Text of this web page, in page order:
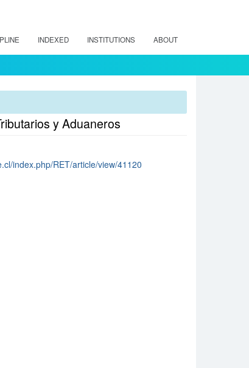
INDEXED INSTITUTIONS ABOUT
y Aduaneros
index.php/RET/article/view/41120